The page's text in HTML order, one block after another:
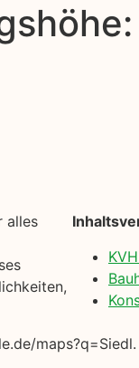
alles
maps?q=Siedl.